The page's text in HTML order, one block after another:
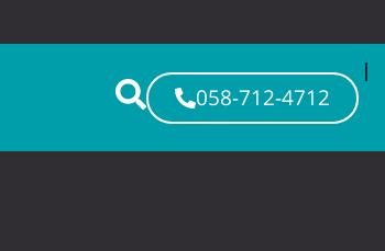
058-712-4712